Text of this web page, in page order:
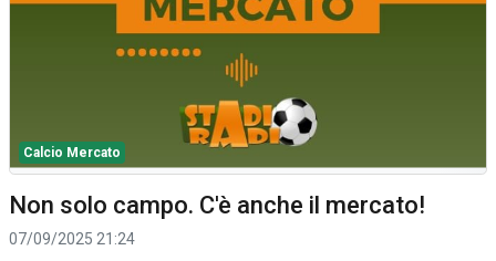
Calcio Mercato
Non solo campo. C'è anche il mercato!
07/09/2025 21:24